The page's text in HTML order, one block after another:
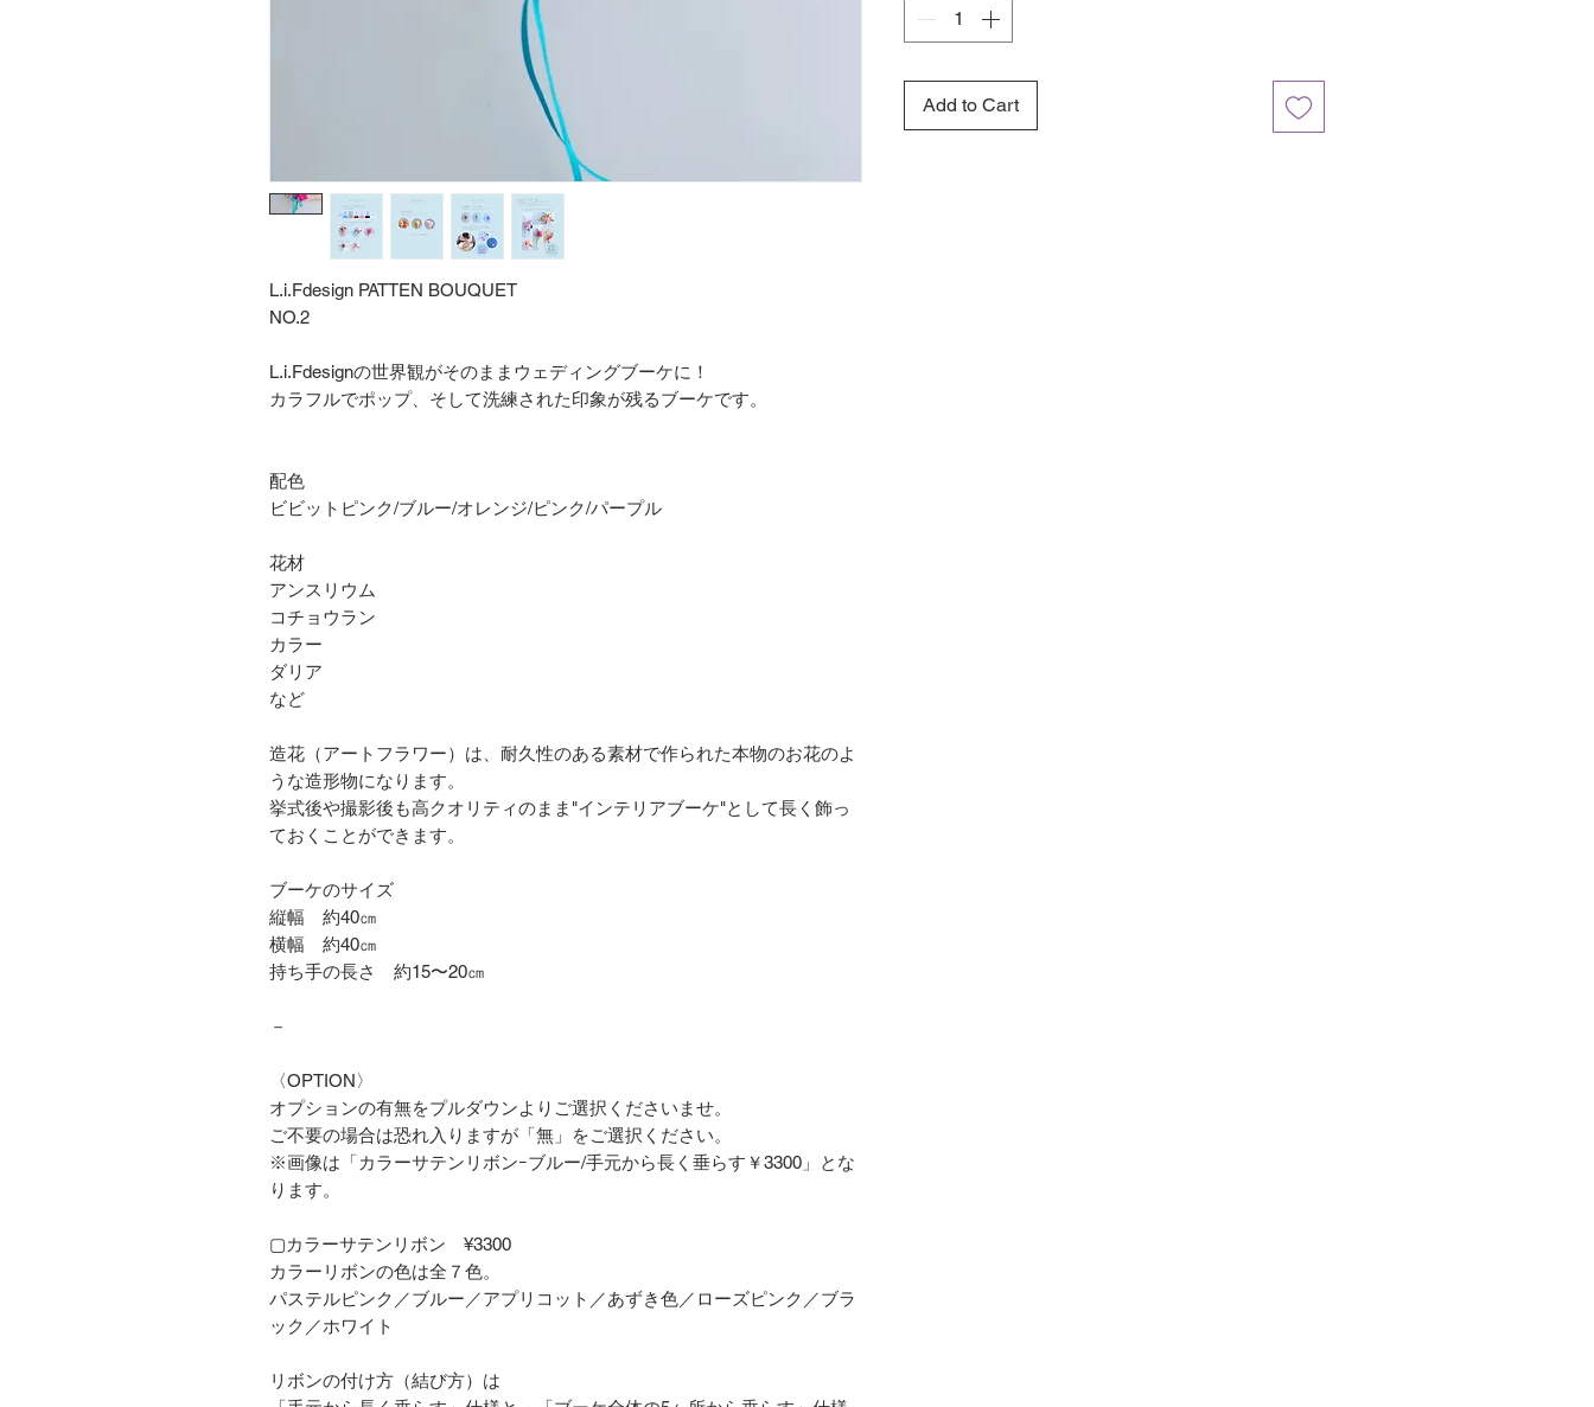
L.i.Fdesign PATTEN BOUQUET
NO.2
L.i.Fdesignの世界観がそのままウェディングブーケに！
カラフルでポップ、そして洗練された印象が残るブーケです。
配色
ビビットピンク/ブルー/オレンジ/ピンク/パープル
花材
アンスリウム
コチョウラン
カラー
ダリア
など
造花（アートフラワー）は、耐久性のある素材で作られた本物のお花のよ
うな造形物になります。
挙式後や撮影後も高クオリティのまま"インテリアブーケ"として長く飾っ
ておくことができます。
ブーケのサイズ
縦幅 約40㎝
横幅 約40㎝
持ち手の長さ 約15〜20㎝
－
〈OPTION〉
オプションの有無をプルダウンよりご選択くださいませ。
ご不要の場合は恐れ入りますが「無」をご選択ください。
※画像は「カラーサテンリボンｰブルー/手元から長く垂らす￥3300」とな
ります。
▢カラーサテンリボン ¥3300
カラーリボンの色は全７色。
パステルピンク／ブルー／アプリコット／あずき色／ローズピンク／ブラ
ック／ホワイト
リボンの付け方（結び方）は
Add to Cart